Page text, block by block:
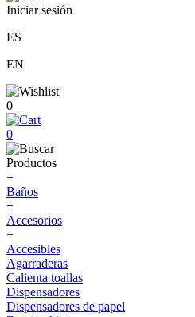
Iniciar sesión
ES
EN
0
0
Productos
+
Baños
+
Accesorios
+
Accesibles
Agarraderas
Calienta toallas
Dispensadores
Dispensadores de papel